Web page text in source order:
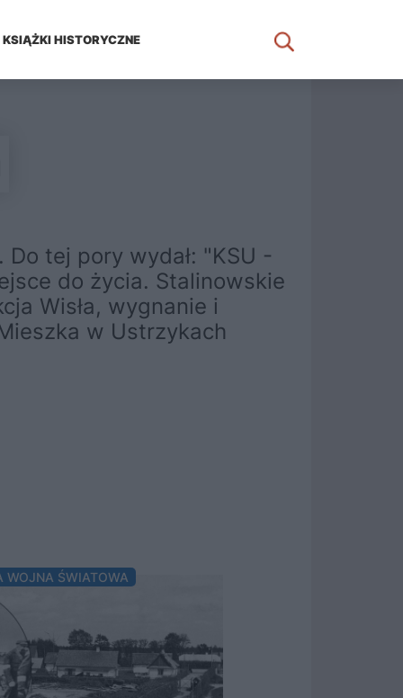
KSIĄŻKI HISTORYCZNE
tej pory wydał: "KSU -
do życia. Stalinowskie
Wisła, wygnanie i
w Ustrzykach
WOJNA ŚWIATOWA